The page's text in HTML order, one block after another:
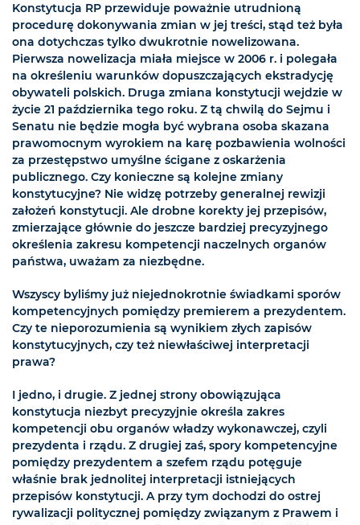
Konstytucja RP przewiduje poważnie utrudnioną
procedurę dokonywania zmian w jej treści, stąd też była
ona dotychczas tylko dwukrotnie nowelizowana.
Pierwsza nowelizacja miała miejsce w 2006 r. i polegała
na określeniu warunków dopuszczających ekstradycję
obywateli polskich. Druga zmiana konstytucji wejdzie w
życie 21 października tego roku. Z tą chwilą do Sejmu i
Senatu nie będzie mogła być wybrana osoba skazana
prawomocnym wyrokiem na karę pozbawienia wolności
za przestępstwo umyślne ścigane z oskarżenia
publicznego. Czy konieczne są kolejne zmiany
konstytucyjne? Nie widzę potrzeby generalnej rewizji
założeń konstytucji. Ale drobne korekty jej przepisów,
zmierzające głównie do jeszcze bardziej precyzyjnego
określenia zakresu kompetencji naczelnych organów
państwa, uważam za niezbędne.
Wszyscy byliśmy już niejednokrotnie świadkami sporów
kompetencyjnych pomiędzy premierem a prezydentem.
Czy te nieporozumienia są wynikiem złych zapisów
konstytucyjnych, czy też niewłaściwej interpretacji
prawa?
I jedno, i drugie. Z jednej strony obowiązująca
konstytucja niezbyt precyzyjnie określa zakres
kompetencji obu organów władzy wykonawczej, czyli
prezydenta i rządu. Z drugiej zaś, spory kompetencyjne
pomiędzy prezydentem a szefem rządu potęguje
właśnie brak jednolitej interpretacji istniejących
przepisów konstytucji. A przy tym dochodzi do ostrej
rywalizacji politycznej pomiędzy związanym z Prawem i